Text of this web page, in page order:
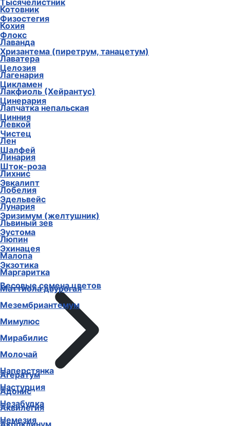
Тысячелистник
Физостегия
Флокс
Хризантема (пиретрум, танацетум)
Целозия
Цикламен
Цинерария
Цинния
Чистец
Шалфей
Шток-роза
Эвкалипт
Эдельвейс
Эризимум (желтушник)
Эустома
Эхинацея
Экзотика
Весовые семена цветов
Агератум
Адонис
Аквилегия
Акроклинум
Котовник
Кохия
Лаванда
Лаватера
Лагенария
Лакфиоль (Хейрантус)
Лапчатка непальская
Левкой
Лен
Линария
Лихнис
Лобелия
Лунария
Львиный зев
Люпин
Малопа
Маргаритка
Маттиола двурогая
Мезембриантемум
Мимулюс
Мирабилис
Молочай
Наперстянка
Настурция
Незабудка
Немезия